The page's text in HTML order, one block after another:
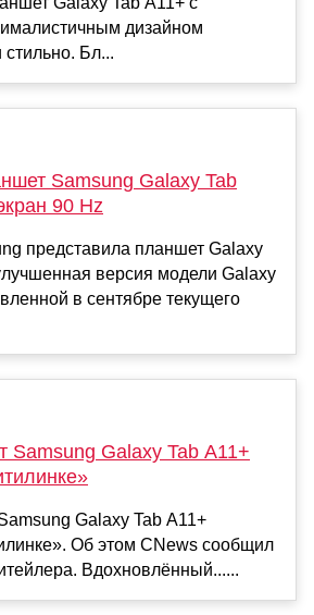
дизайном
стильно. Бл...
Samsung Galaxy Tab
90 Hz
представила планшет Galaxy
версия модели Galaxy
в сентябре текущего
Samsung Galaxy Tab A11+
Galaxy Tab A11+
Об этом CNews сообщил
Вдохновлённый......